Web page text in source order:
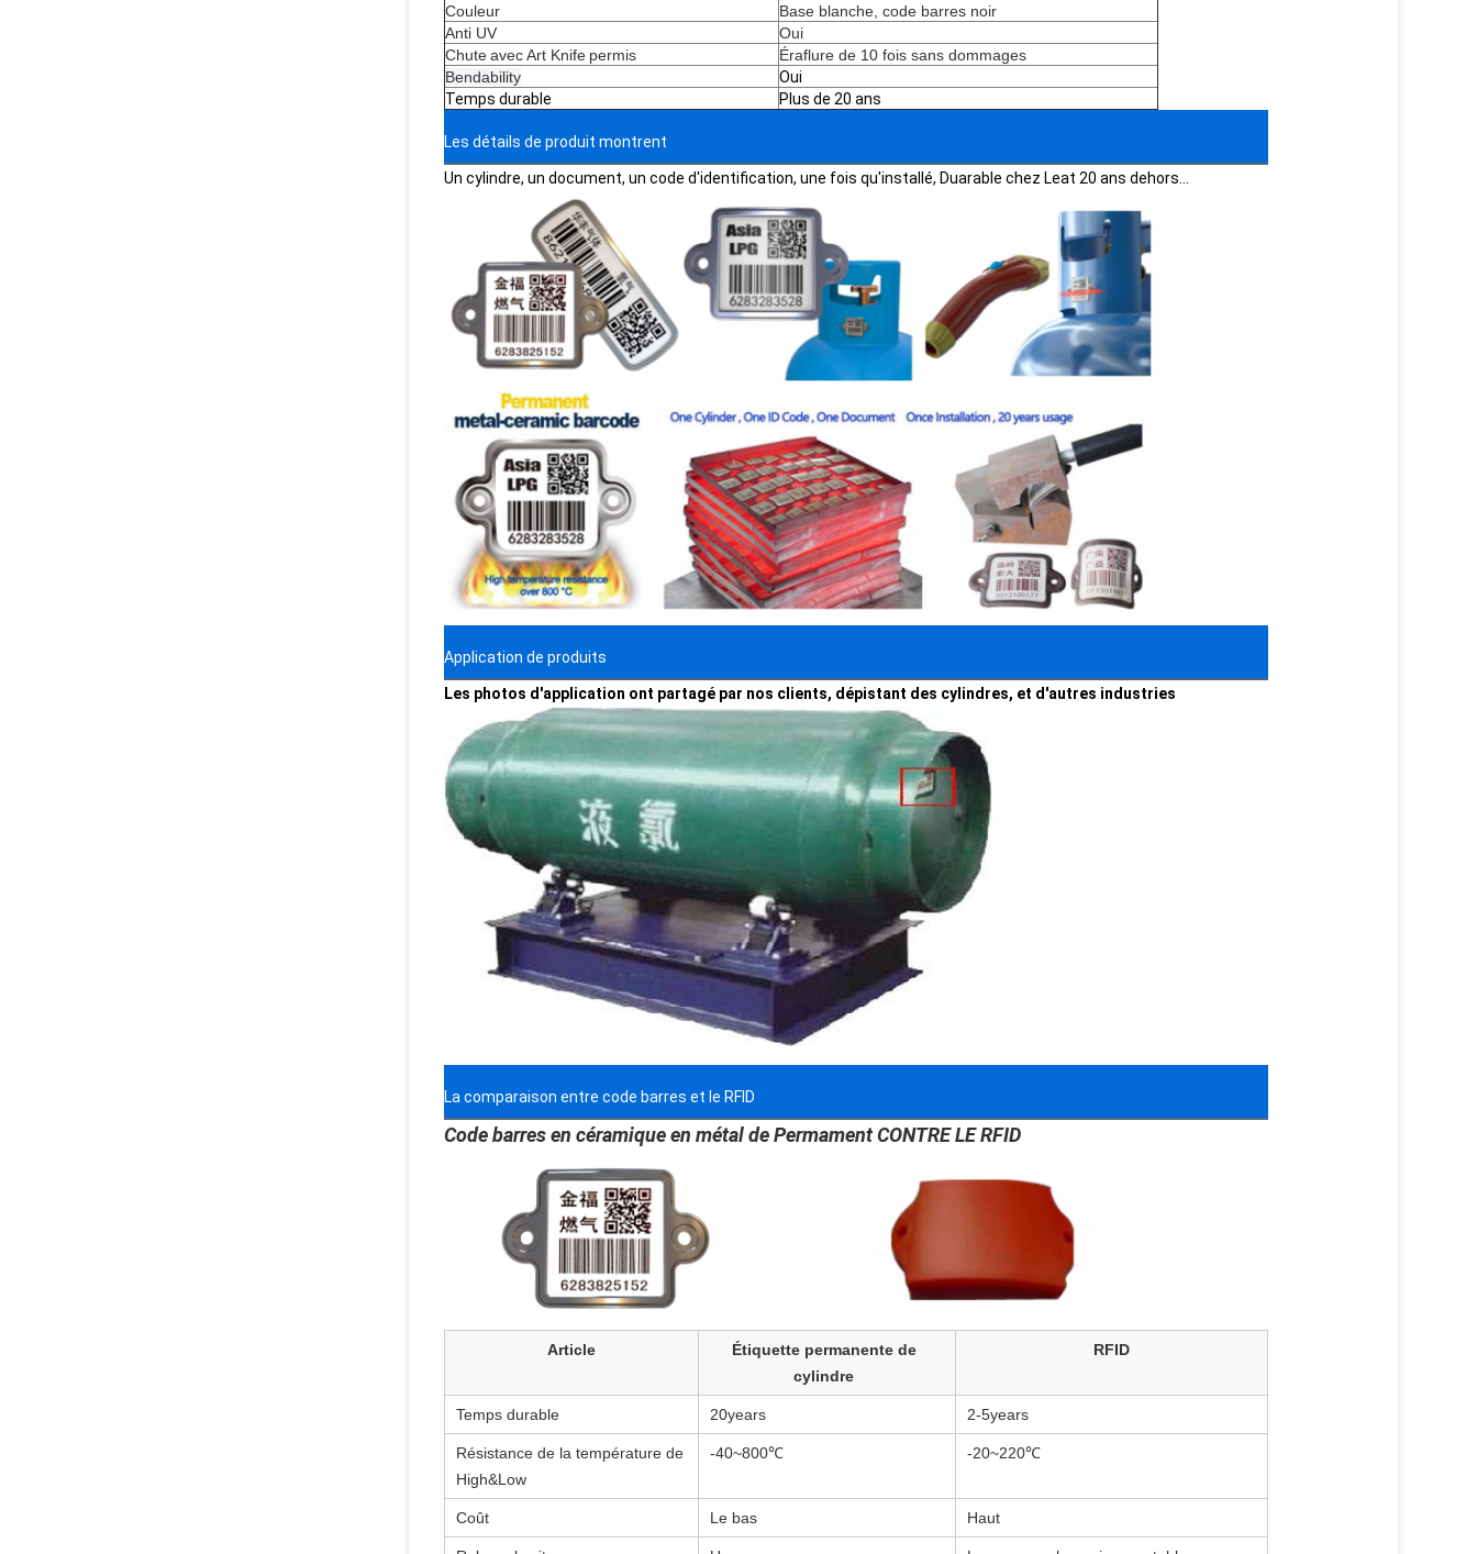
Couleur
Base blanche, code barres noir
Anti UV
Oui
Chuteavec Art Knife permis
Éraflure de 10 fois sans dommages
Bendability
Oui
Temps durable
Plus de 20 ans
Les détails de produit montrent
Un cylindre, un document, un code d'identification, une fois qu'installé, Duarable chez Leat 20 ans dehors…
Application de produits
Les photos d'application ont partagé par nos clients, dépistant des cylindres, et d'autres industries
La comparaison entre code barres et le RFID
Code barres en céramique en métal de Permament CONTRE LE RFID
Article
Étiquette permanente de
cylindre
RFID
Temps durable 20years 2-5years
Résistance de la température de
High&Low
-40~800℃ -20~220℃
Coût Le bas Haut